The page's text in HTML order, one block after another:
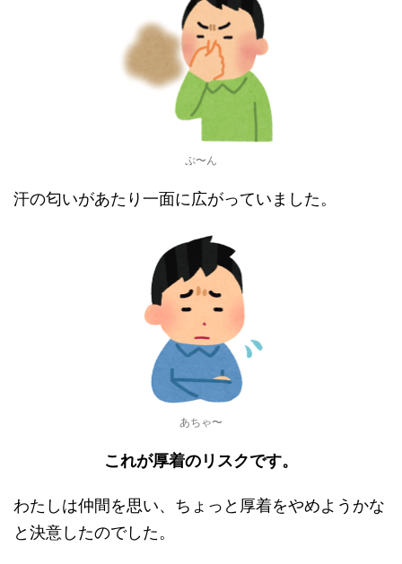
ぷ〜ん
汗の匂いがあたり一面に広がっていました。
あちゃ〜
これが厚着のリスクです。
わたしは仲間を思い、ちょっと厚着をやめようかな
と決意したのでした。